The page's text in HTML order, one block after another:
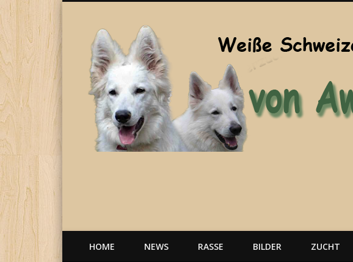
Welpen, weiße Schäferhunde, Hunde, Berger Blanc Suisse
HOME NEWS RASSE BILDER ZUCHT